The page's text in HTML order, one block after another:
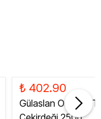
₺ 402.90
Gülaslan Organik